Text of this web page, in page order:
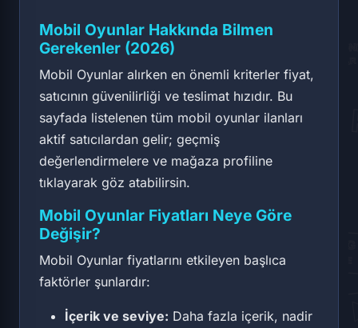
Mobil Oyunlar Hakkında Bilmen
Gerekenler (2026)
Mobil Oyunlar alırken en önemli kriterler fiyat,
satıcının güvenilirliği ve teslimat hızıdır. Bu
sayfada listelenen tüm mobil oyunlar ilanları
aktif satıcılardan gelir; geçmiş
değerlendirmelere ve mağaza profiline
tıklayarak göz atabilirsin.
Mobil Oyunlar Fiyatları Neye Göre
Değişir?
Mobil Oyunlar fiyatlarını etkileyen başlıca
faktörler şunlardır:
İçerik ve seviye: Daha fazla içerik, nadir